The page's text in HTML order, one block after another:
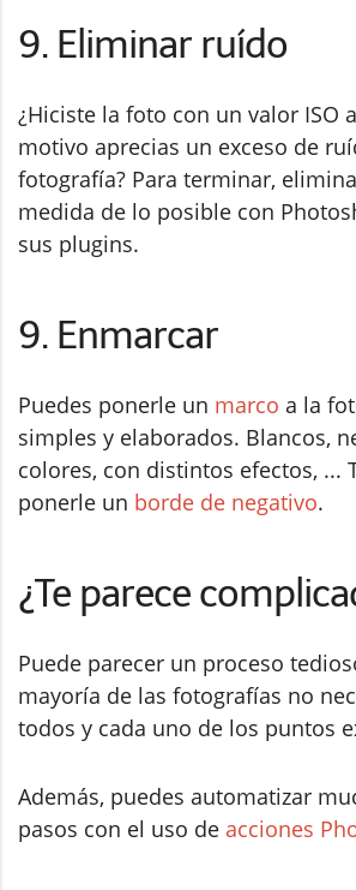
9. Eliminar ruído
¿Hiciste la foto con un valor ISO
motivo aprecias un exceso de
fotografía? Para terminar,
medida de lo posible con
sus plugins.
9. Enmarcar
Puedes ponerle un marco a la
simples y elaborados. Blancos,
colores, con distintos efectos, ...
ponerle un borde de negativo.
¿Te parece
Puede parecer un proceso
mayoría de las fotografías no
todos y cada uno de los puntos
Además, puedes automatizar
pasos con el uso de acciones